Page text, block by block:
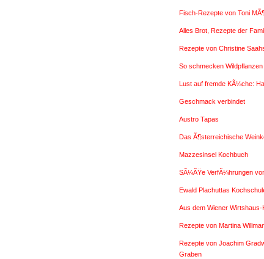
Fisch-Rezepte von Toni
Alles Brot, Rezepte der
Rezepte von Christine
So schmecken Wildpflanzen
Lust auf fremde KÃ¼che:
Geschmack verbindet
Austro Tapas
Das Ã¶sterreichische
Mazzesinsel Kochbuch
SÃ¼ÃŸe VerfÃ¼hrungen
Ewald Plachuttas
Aus dem Wiener Wirtshaus-
Rezepte von Martina
Rezepte von Joachim
Graben